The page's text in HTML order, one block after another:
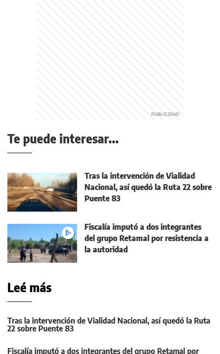
Te puede interesar...
Tras la intervención de Vialidad
Nacional, así quedó la Ruta 22 sobre
Puente 83
Fiscalía imputó a dos integrantes
del grupo Retamal por resistencia a
la autoridad
Leé más
Tras la intervención de Vialidad Nacional, así quedó la Ruta
22 sobre Puente 83
Fiscalía imputó a dos integrantes del grupo Retamal por